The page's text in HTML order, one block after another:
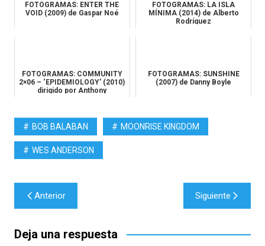
FOTOGRAMAS: ENTER THE
VOID (2009) de Gaspar Noé
FOTOGRAMAS: LA ISLA
MÍNIMA (2014) de Alberto
Rodríguez
FOTOGRAMAS: COMMUNITY
2×06 – ‘EPIDEMIOLOGY’ (2010)
dirigido por Anthony
FOTOGRAMAS: SUNSHINE
(2007) de Danny Boyle
BOB BALABAN MOONRISE KINGDOM
WES ANDERSON
Navegación
de
entradas
Anterior Siguiente
Deja una respuesta